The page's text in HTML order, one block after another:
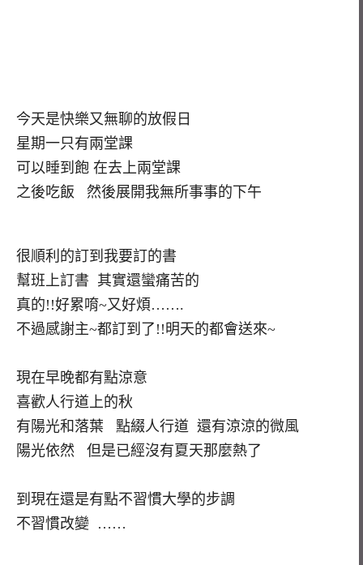
今天是快樂又無聊的放假日
星期一只有兩堂課
可以睡到飽 在去上兩堂課
之後吃飯 然後展開我無所事事的下午
很順利的訂到我要訂的書
幫班上訂書 其實還蠻痛苦的
真的!!好累唷~又好煩…….
不過感謝主~都訂到了!!明天的都會送來~
現在早晚都有點涼意
喜歡人行道上的秋
有陽光和落葉 點綴人行道 還有涼涼的微風
陽光依然 但是已經沒有夏天那麼熱了
到現在還是有點不習慣大學的步調
不習慣改變 ……